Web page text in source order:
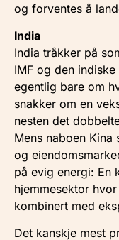
og forventes å
India
India tråkker på
IMF og den
egentlig bare om
snakker om en
nesten det
Mens naboen
og
på evig energi: En
hjemmesektor
kombinert med
Det kanskje mest